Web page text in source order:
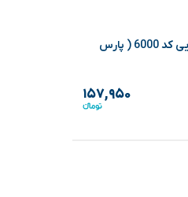
چسب چوب نیم کیلویی کد 6000 ( پارس
۱۵۷,۹۵۰